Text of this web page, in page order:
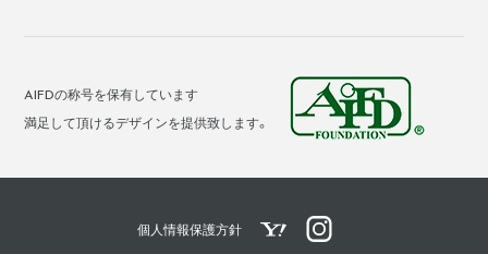
AIFDの称号を保有しています
満足して頂けるデザインを提供致します。
個人情報保護方針 花むすびYahoo!ショッピングペ
花むすび公式Instagram